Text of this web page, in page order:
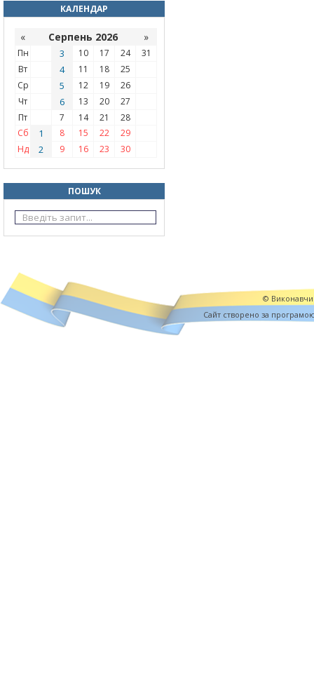
КАЛЕНДАР
« Серпень 2026 »
Пн 3 10 17 24
31
Вт
4 11 18
25
Ср
5 12 19
26
Чт
6 13 20
27
Пт
7 14 21
28
Сб
1 8 15 22
29
Нд
2 9 16 23 30
ПОШУК
©
Cайт створено за